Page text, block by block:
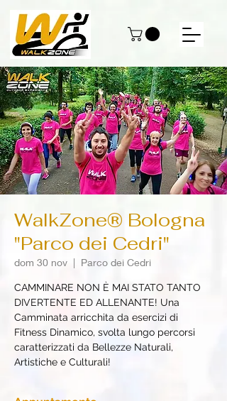
WalkZone® Bologna
"Parco dei Cedri"
dom 30 nov
  |
Parco dei Cedri
CAMMINARE NON È MAI STATO TANTO
DIVERTENTE ED ALLENANTE! Una
Camminata arricchita da esercizi di
Fitness Dinamico, svolta lungo percorsi
caratterizzati da Bellezze Naturali,
Artistiche e Culturali!